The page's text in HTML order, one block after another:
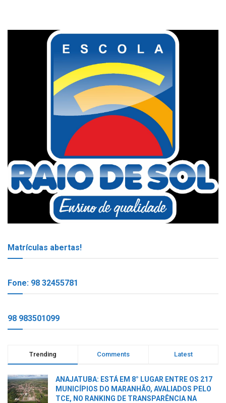
Matrículas abertas!
Fone: 98 32455781
98 983501099
Trending Comments Latest
ANAJATUBA: ESTÁ EM 8° LUGAR ENTRE OS 217
MUNICÍPIOS DO MARANHÃO, AVALIADOS PELO
TCE, NO RANKING DE TRANSPARÊNCIA NA